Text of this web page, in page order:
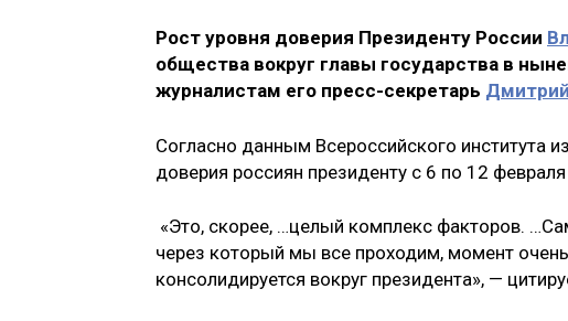
Рост уровня доверия Президенту России
общества вокруг главы государства в
журналистам его пресс-секретарь
Согласно данным Всероссийского института
доверия россиян президенту с 6 по 12
«Это, скорее, …целый комплекс факторов.
через который мы все проходим, момент
консолидируется вокруг президента», —